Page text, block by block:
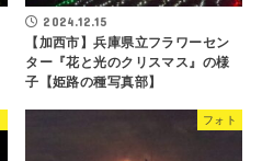
2024.12.15
【加西市】兵庫県立フラワーセン
ター『花と光のクリスマス』の様
子【姫路の種写真部】
フォト